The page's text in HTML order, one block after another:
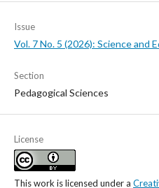
Issue
Vol. 7 No. 5 (2026): Science and
Section
Pedagogical Sciences
License
This work is licensed under a